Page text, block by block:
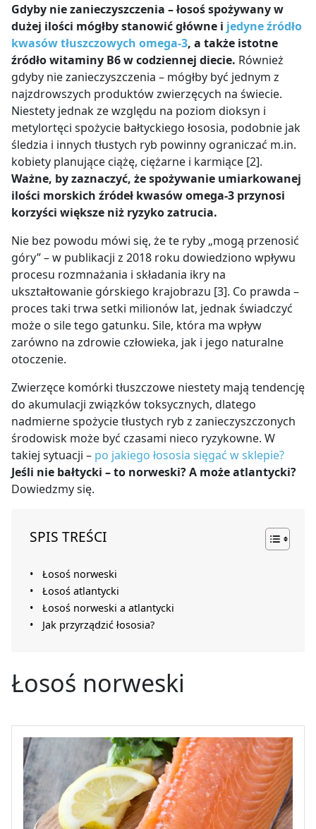
Gdyby nie zanieczyszczenia – łosoś spożywany w
dużej ilości mógłby stanowić główne i jedyne źródło
kwasów tłuszczowych omega-3, a także istotne
źródło witaminy B6w codziennej diecie. Również
gdyby nie zanieczyszczenia – mógłby być jednym z
najzdrowszych produktów zwierzęcych na świecie.
Niestety jednak ze względu na poziom dioksyn i
metylortęci spożycie bałtyckiego łososia, podobnie jak
śledzia i innych tłustych ryb powinny ograniczać m.in.
kobiety planujące ciążę, ciężarne i karmiące [2].
Ważne, by zaznaczyć, że spożywanie umiarkowanej
ilości morskich źródeł kwasów omega-3 przynosi
korzyści większe niż ryzyko zatrucia.
Nie bez powodu mówi się, że te ryby „mogą przenosić
góry” – w publikacji z 2018 roku dowiedziono wpływu
procesu rozmnażania i składania ikry na
ukształtowanie górskiego krajobrazu [3]. Co prawda –
proces taki trwa setki milionów lat, jednak świadczyć
może o sile tego gatunku. Sile, która ma wpływ
zarówno na zdrowie człowieka, jak i jego naturalne
otoczenie.
Zwierzęce komórki tłuszczowe niestety mają tendencję
do akumulacji związków toksycznych, dlatego
nadmierne spożycie tłustych ryb z zanieczyszczonych
środowisk może być czasami nieco ryzykowne. W
takiej sytuacji – po jakiego łososia sięgać w sklepie?
Jeśli nie bałtycki – to norweski? A może atlantycki?
Dowiedzmy się.
SPIS TREŚCI
Łosoś norweski
Łosoś atlantycki
Łosoś norweski a atlantycki
Jak przyrządzić łososia?
Łosoś norweski